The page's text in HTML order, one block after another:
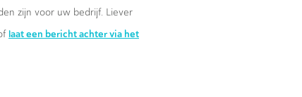
zijn voor uw bedrijf. Liever
laat een bericht achter via het